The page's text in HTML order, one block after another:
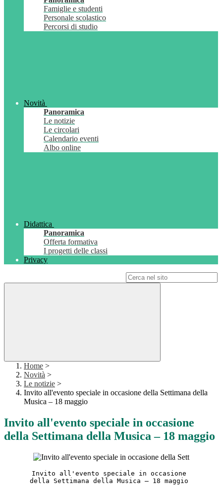
Famiglie e studenti
Personale scolastico
Percorsi di studio
Novità
Panoramica
Le notizie
Le circolari
Calendario eventi
Albo online
Didattica
Panoramica
Offerta formativa
I progetti delle classi
Privacy
Home >
Novità >
Le notizie >
Invito all'evento speciale in occasione della Settimana della
Musica – 18 maggio
Invito all'evento speciale in occasione
della Settimana della Musica – 18 maggio
Invito all'evento speciale in occasione
della Settimana della Musica – 18 maggio